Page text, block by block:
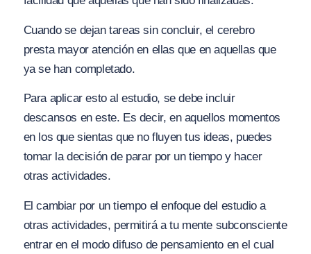
Cuando se dejan tareas sin concluir, el cerebro
presta mayor atención en ellas que en aquellas que
ya se han completado.
Para aplicar esto al estudio, se debe incluir
descansos en este. Es decir, en aquellos momentos
en los que sientas que no fluyen tus ideas, puedes
tomar la decisión de parar por un tiempo y hacer
otras actividades.
El cambiar por un tiempo el enfoque del estudio a
otras actividades, permitirá a tu mente subconsciente
entrar en el modo difuso de pensamiento en el cual